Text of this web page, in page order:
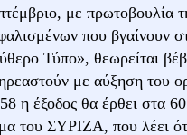
με πρωτοβουλία
που βγαίνουν
Τύπο», θεωρείται
με αύξηση του
η έξοδος θα έρθει στα
του ΣΥΡΙΖΑ, που λέει